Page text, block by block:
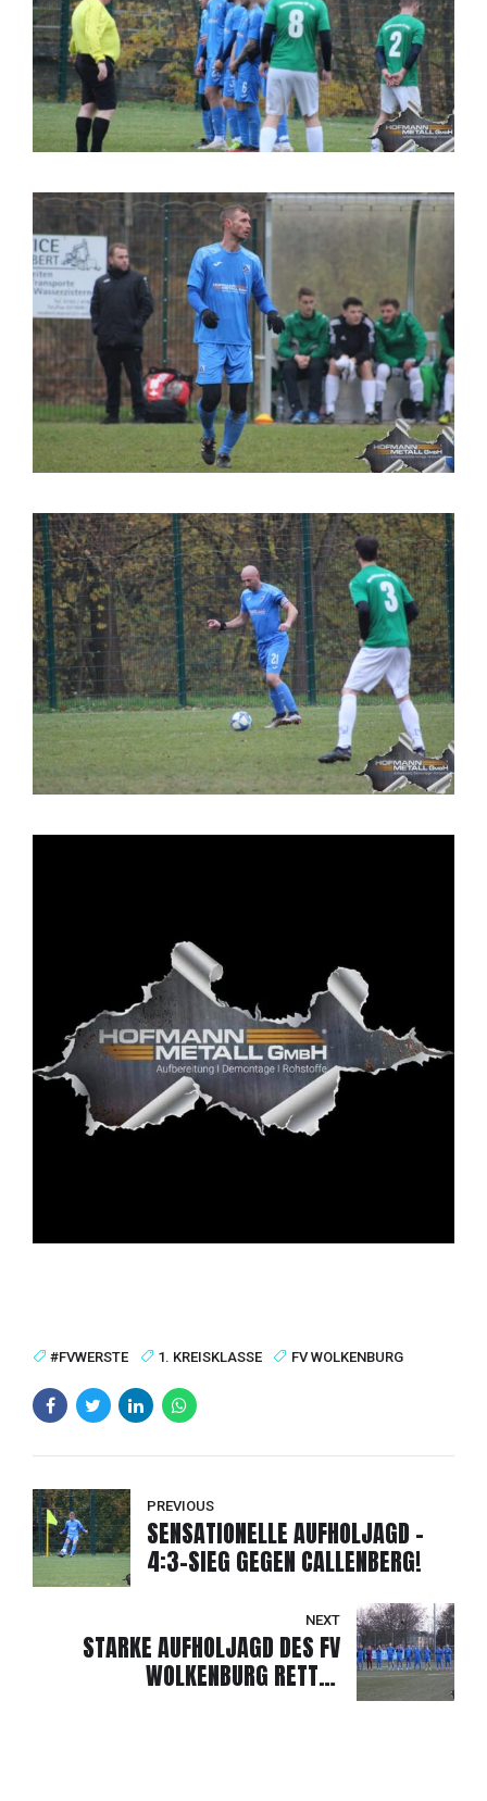
#FVWERSTE 1. KREISKLASSE FV WOLKENBURG
PREVIOUS
SENSATIONELLE AUFHOLJAGD -
4:3-SIEG GEGEN CALLENBERG!
NEXT
STARKE AUFHOLJAGD DES FV
WOLKENBURG RETTET